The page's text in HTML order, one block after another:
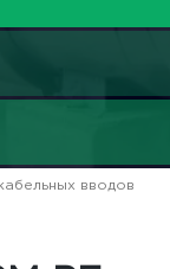
вводов